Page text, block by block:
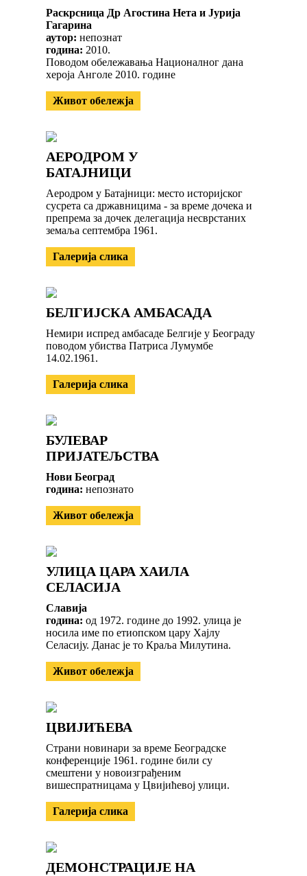
Раскрсница Др Агостина Нета и Јурија
Гагарина
аутор: непознат
година: 2010.
Поводом обележавања Националног дана
хероја Анголе 2010. године
Живот обележја
АЕРОДРОМ У
БАТАЈНИЦИ
Аеродром у Батајници: место историјског
сусрета са државницима - за време дочека и
препрема за дочек делегација несврстаних
земаља септембра 1961.
Галерија слика
БЕЛГИЈСКА АМБАСАДА
Немири испред амбасаде Белгије у Београду
поводом убиства Патриса Лумумбе
14.02.1961.
Галерија слика
БУЛЕВАР
ПРИЈАТЕЉСТВА
Нови Београд
година: непознатo
Живот обележја
УЛИЦА ЦАРА ХАИЛА
СЕЛАСИЈА
Славија
година: од 1972. године до 1992. улица је
носила име по етиопском цару Хајлу
Селасију. Данас је то Краља Милутина.
Живот обележја
ЦВИЈИЋЕВА
Страни новинари за време Београдске
конференције 1961. године били су
смештени у новоизграђеним
вишеспратницама у Цвијићевој улици.
Галерија слика
ДЕМОНСТРАЦИЈЕ НА